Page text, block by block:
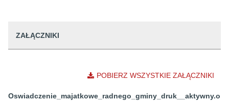
ZAŁĄCZNIKI
POBIERZ WSZYSTKIE ZAŁĄCZNIKI
Oswiadczenie_majatkowe_radnego_gminy_druk__aktywny.o